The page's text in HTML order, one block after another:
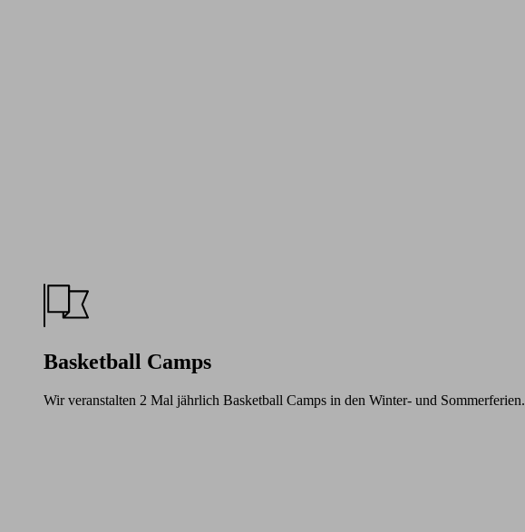
Basketball Camps
Wir veranstalten 2 Mal jährlich Basketball Camps in den Winter- und Sommerferien.